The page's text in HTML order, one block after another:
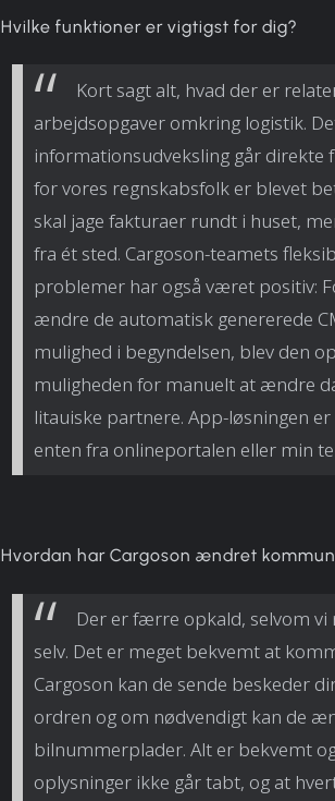
Hvilke funktioner er vigtigst for dig?
Kort sagt alt, hvad der er
arbejdsopgaver omkring logistik.
informationsudveksling går
for vores regnskabsfolk er blevet
skal jage fakturaer rundt i huset,
fra ét sted. Cargoson-teamets
problemer har også været positiv:
ændre de automatisk genererede
mulighed i begyndelsen, blev den
muligheden for manuelt at ændre
litauiske partnere. App-løsningen
enten fra onlineportalen eller min
Hvordan har Cargoson ændret
Der er færre opkald, selvom
selv. Det er meget bekvemt at
Cargoson kan de sende beskeder
ordren og om nødvendigt kan de
bilnummerplader. Alt er bekvemt
oplysninger ikke går tabt, og at